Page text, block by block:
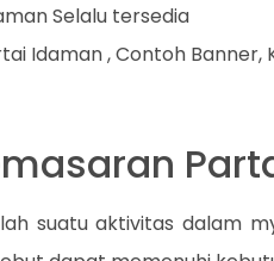
Selalu tersedia
Idaman , Contoh
suatu aktivitas dalam